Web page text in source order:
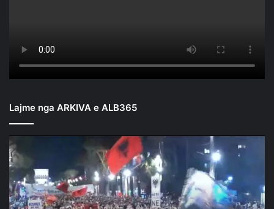
Lajme nga ARKIVA e ALB365
Mbyllen
fjalimet
para
Kryeministrisë/
Nis
marshimi